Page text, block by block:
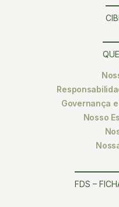
Governança
Nosso
FDS –